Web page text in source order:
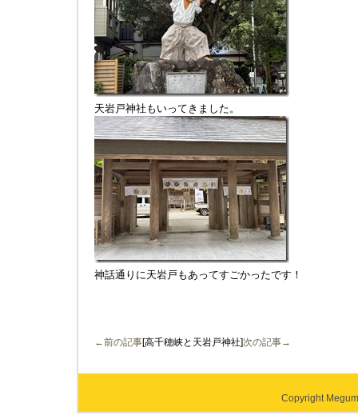
天岩戸神社もいってきました。
神話通りに天岩戸もあってすごかったです！
←前の記事[高千穂峡と天岩戸神社]次の記事→
Copyright